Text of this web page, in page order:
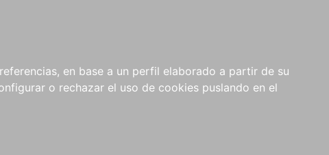
en base a un perfil elaborado a partir de su
o rechazar el uso de cookies puslando en el
NOVEDADES NOTICIAS
COMPRAS
INSTITUCIONALES